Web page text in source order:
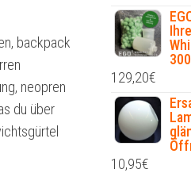
backpack
neopren
du über
129,20€
10,95€